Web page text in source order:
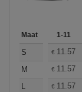
Maat 1-11
S € 11.57
M
€ 11.57
L
€ 11.57